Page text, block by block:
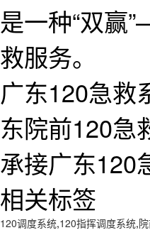
是一种“双赢
救服务。
广东120急救
东院前120急
承接广东120
相关标签
120调度系统,120指挥调度系统,